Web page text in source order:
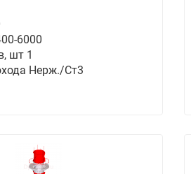
6000
шт 1
Нерж./Ст3